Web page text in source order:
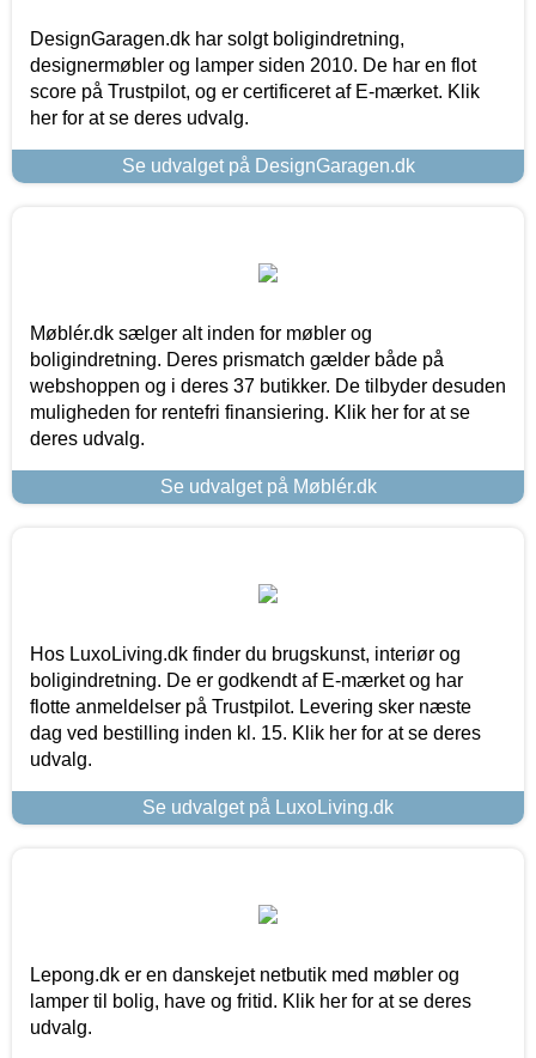
DesignGaragen.dk har solgt boligindretning,
designermøbler og lamper siden 2010. De har en flot
score på Trustpilot, og er certificeret af E-mærket. Klik
her for at se deres udvalg.
Se udvalget på DesignGaragen.dk
Møblér.dk sælger alt inden for møbler og
boligindretning. Deres prismatch gælder både på
webshoppen og i deres 37 butikker. De tilbyder desuden
muligheden for rentefri finansiering. Klik her for at se
deres udvalg.
Se udvalget på Møblér.dk
Hos LuxoLiving.dk finder du brugskunst, interiør og
boligindretning. De er godkendt af E-mærket og har
flotte anmeldelser på Trustpilot. Levering sker næste
dag ved bestilling inden kl. 15. Klik her for at se deres
udvalg.
Se udvalget på LuxoLiving.dk
Lepong.dk er en danskejet netbutik med møbler og
lamper til bolig, have og fritid. Klik her for at se deres
udvalg.